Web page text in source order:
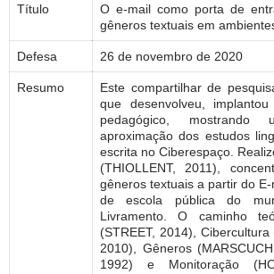
Título
O e-mail como porta de
gêneros textuais em
Defesa 26 de novembro de 2020
Resumo
Este compartilhar de
que desenvolveu,
pedagógico, mostrando
aproximação dos estudos
escrita no Ciberespaço.
(THIOLLENT, 2011),
gêneros textuais a partir do
de escola pública do
Livramento. O caminho
(STREET, 2014), Cibercultura
2010), Gêneros
1992) e Monitoração